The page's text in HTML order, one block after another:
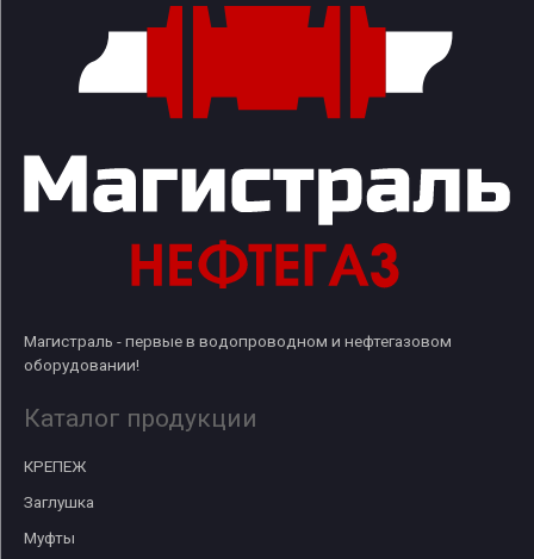
Магистраль - первые в водопроводном и нефтегазовом
оборудовании!
Каталог продукции
КРЕПЕЖ
Заглушка
Муфты